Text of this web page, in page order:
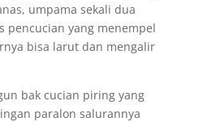
umpama sekali dua
pencucian yang menempel
bisa larut dan mengalir
bak cucian piring yang
paralon salurannya